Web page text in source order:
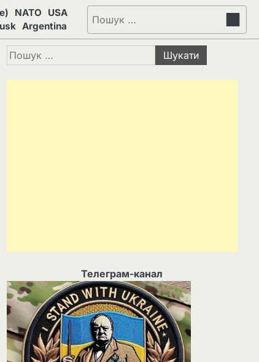
NATO
USA
Argentina
Пошук:
Пошук:
Телеграм-канал